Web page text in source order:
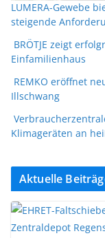
LUMERA-Gewebe
steigende
BRÖTJE zeigt
Einfamilienhaus
REMKO eröffnet
Illschwang
Klimageräten an
Aktuelle